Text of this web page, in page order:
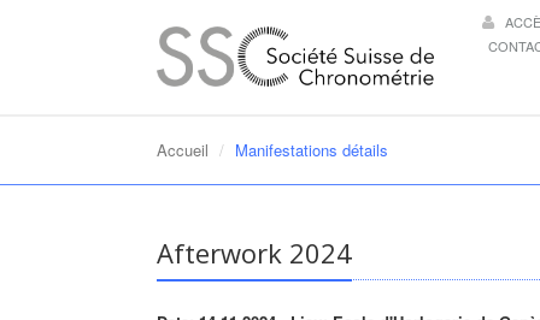
Accueil Manifestations détails
Afterwork 2024